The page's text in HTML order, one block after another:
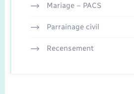
Mariage – PACS
Parrainage civil
Recensement